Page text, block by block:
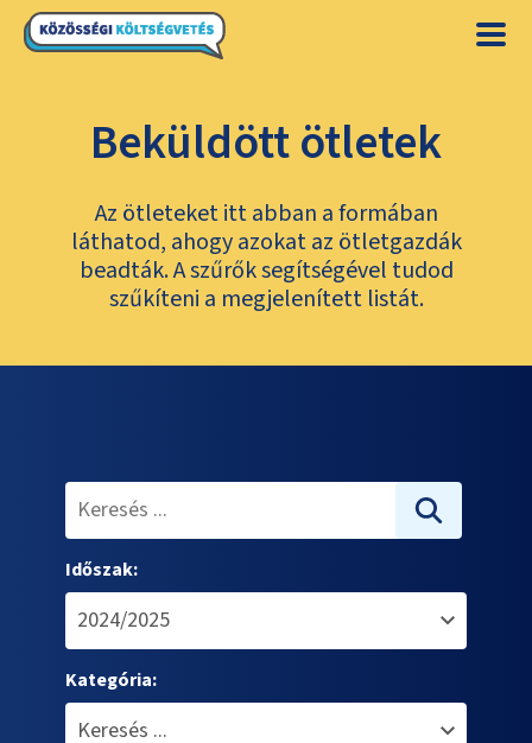
Beküldött ötletek
Az ötleteket itt abban a formában
láthatod, ahogy azokat az ötletgazdák
beadták. A szűrők segítségével tudod
szűkíteni a megjelenített listát.
Időszak:
Kategória: